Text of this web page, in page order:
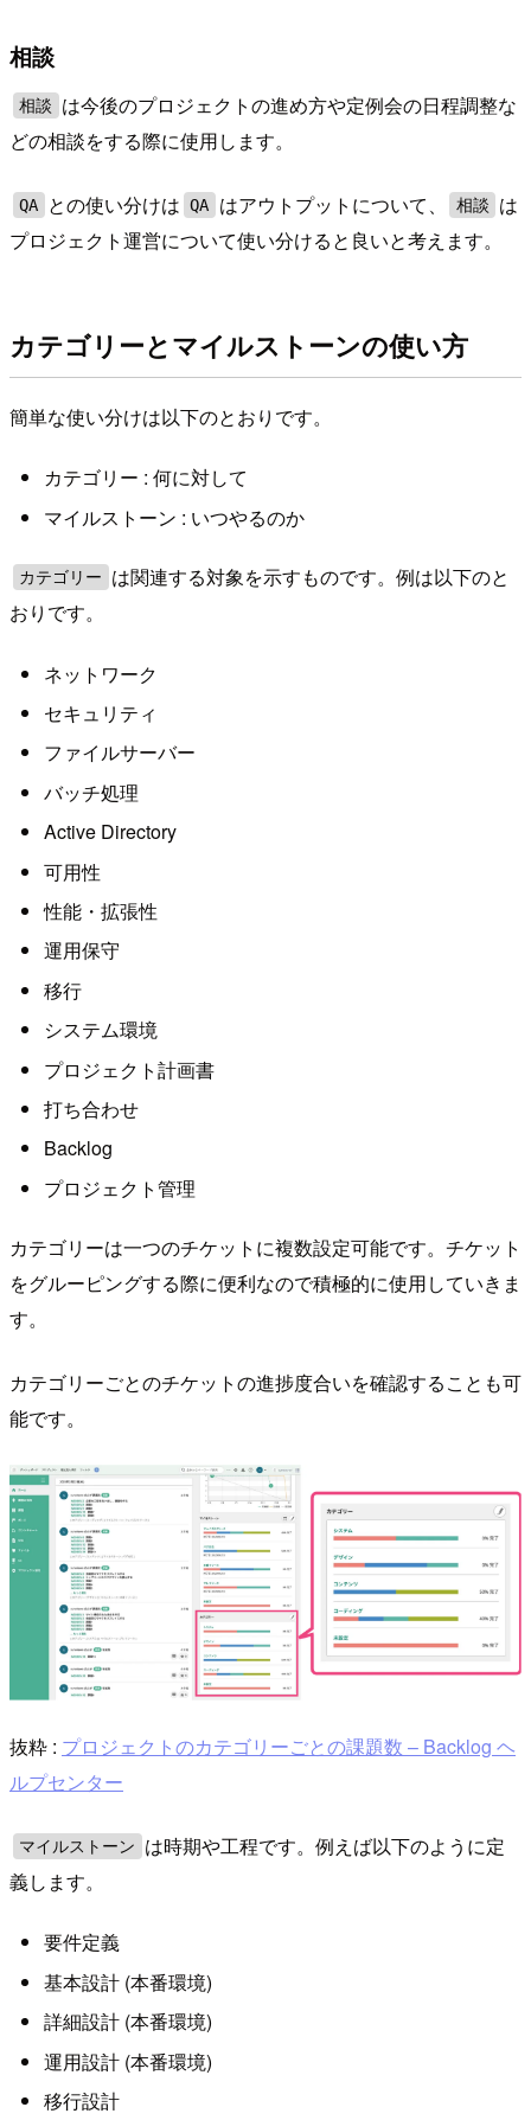
相談
相談
は今後のプロジェクトの進め方や定例会の日程調整な
どの相談をする際に使用します。
QA との使い分けは QA はアウトプットについて、 相談
は
プロジェクト運営について使い分けると良いと考えます。
カテゴリーとマイルストーンの使い方
簡単な使い分けは以下のとおりです。
カテゴリー : 何に対して
マイルストーン : いつやるのか
カテゴリー
は関連する対象を示すものです。例は以下のと
おりです。
ネットワーク
セキュリティ
ファイルサーバー
バッチ処理
Active Directory
可用性
性能・拡張性
運用保守
移行
システム環境
プロジェクト計画書
打ち合わせ
Backlog
プロジェクト管理
カテゴリーは一つのチケットに複数設定可能です。チケット
をグルーピングする際に便利なので積極的に使用していきま
す。
カテゴリーごとのチケットの進捗度合いを確認することも可
能です。
抜粋 : プロジェクトのカテゴリーごとの課題数 – Backlog ヘ
ルプセンター
マイルストーン
は時期や工程です。例えば以下のように定
義します。
要件定義
基本設計 (本番環境)
詳細設計 (本番環境)
運用設計 (本番環境)
移行設計